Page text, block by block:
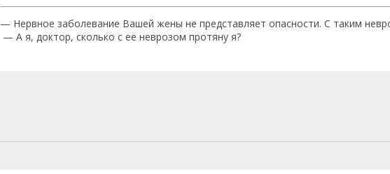
— Нервное заболевание Вашей жены не представляет опасности. С таким
— А я, доктор, сколько с ее неврозом протяну я?